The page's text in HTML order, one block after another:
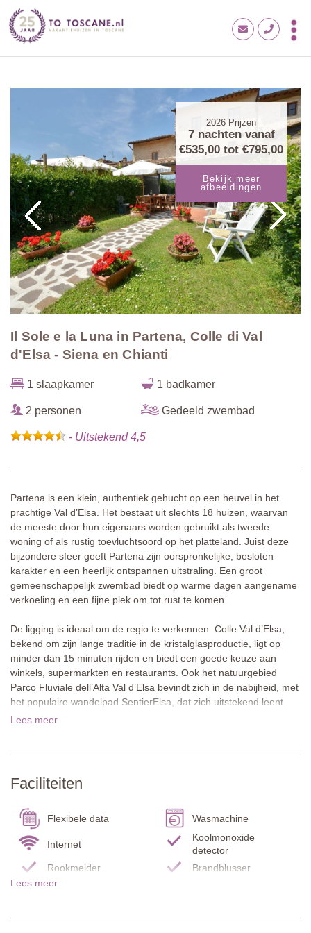
2026 Prijzen
7 nachten vanaf
€535,00 tot €795,00
Bekijk meer
afbeeldingen
Il Sole e la Luna in Partena, Colle di Val
d'Elsa - Siena en Chianti
1 slaapkamer 1 badkamer
2 personen Gedeeld zwembad
- Uitstekend 4,5
Partena is een klein, authentiek gehucht op een heuvel in het
prachtige Val d’Elsa. Het bestaat uit slechts 18 huizen, waarvan
de meeste door hun eigenaars worden gebruikt als tweede
woning of als rustig toevluchtsoord op het platteland. Juist deze
bijzondere sfeer geeft Partena zijn oorspronkelijke, besloten
karakter en een heerlijk ontspannen uitstraling. Een groot
gemeenschappelijk zwembad biedt op warme dagen aangename
verkoeling en een fijne plek om tot rust te komen.
De ligging is ideaal om de regio te verkennen. Colle Val d’Elsa,
bekend om zijn lange traditie in de kristalglasproductie, ligt op
minder dan 15 minuten rijden en biedt een goede keuze aan
winkels, supermarkten en restaurants. Ook het natuurgebied
Parco Fluviale dell’Alta Val d’Elsa bevindt zich in de nabijheid, met
het populaire wandelpad SentierElsa, dat zich uitstekend leent
voor wandelingen en picknicks. Het beroemde San Gimignano,
ideale uitvalsbasis voor wie rust in de natuur zoekt en tegelijk de
culturele hoogtepunten van Toscane wil ontdekken.
Over de accommodatie
Il Sole e la Luna is een charmant vakantieappartement op de
begane grond met een fraaie tuin en een beschut eetterras, dat
door hagen op aangename wijze is afgeschermd van de
aangrenzende huizen. Hierdoor ontstaat een heerlijke plek om te
ontspannen en buiten te eten. Binnen zorgen houten
comfortabel meubilair voor veel Toscaanse charme en een
Lees meer
Faciliteiten
Flexibele data Wasmachine
Internet
Koolmonoxide
detector
Rookmelder
Brandblusser
Zwembadlakens
Lees meer